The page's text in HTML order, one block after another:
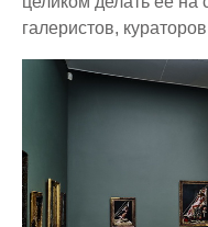
галеристов,